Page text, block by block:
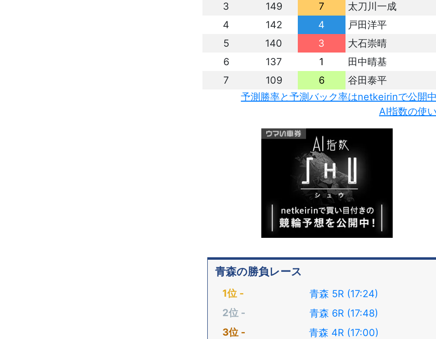
3
149 7
太刀川一成
4
142 4
戸田洋平
5
140 3
大石崇晴
6
137 1
田中晴基
7
109 6
谷田泰平
予測勝率と予測バック率はnetkeirinで公開
AI指数の使
青森の勝負レース
青森 5R (17:24)
青森 6R (17:48)
青森 4R (17:00)